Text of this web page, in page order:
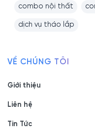
combo nội thất
dịch vụ tháo lắp
VỀ CHÚNG TÔI
Giới thiệu
Liên hệ
Tin Tức